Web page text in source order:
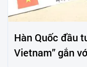
Hàn Quốc đầu
Vietnam” gắn